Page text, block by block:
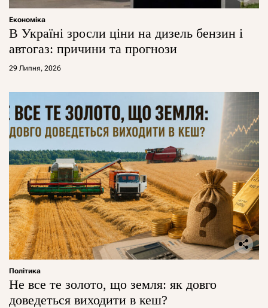
Економіка
В Україні зросли ціни на дизель бензин і
автогаз: причини та прогнози
29 Липня, 2026
Політика
Не все те золото, що земля: як довго
доведеться виходити в кеш?